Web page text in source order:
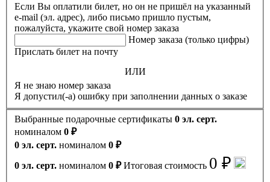
Если Вы оплатили билет, но он не пришёл на указанный
e-mail (эл. адрес), либо письмо пришло пустым,
пожалуйста, укажите свой номер заказа
Номер заказа (только цифры)
Прислать билет на почту
ИЛИ
Я не знаю номер заказа
Я допустил(-а) ошибку при заполнении данных о заказе
Выбранные подарочные сертификаты 0 эл. серт.
номиналом 0 ₽
0 эл. серт. номиналом 0 ₽
0 эл. серт. номиналом 0 ₽ Итоговая стоимость 0 ₽